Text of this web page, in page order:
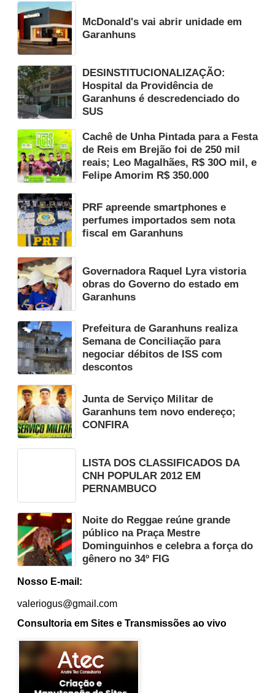
McDonald's vai abrir unidade em
Garanhuns
DESINSTITUCIONALIZAÇÃO:
Hospital da Providência de
Garanhuns é descredenciado do
SUS
Cachê de Unha Pintada para a Festa
de Reis em Brejão foi de 250 mil
reais; Leo Magalhães, R$ 30O mil, e
Felipe Amorim R$ 350.000
PRF apreende smartphones e
perfumes importados sem nota
fiscal em Garanhuns
Governadora Raquel Lyra vistoria
obras do Governo do estado em
Garanhuns
Prefeitura de Garanhuns realiza
Semana de Conciliação para
negociar débitos de ISS com
descontos
Junta de Serviço Militar de
Garanhuns tem novo endereço;
CONFIRA
LISTA DOS CLASSIFICADOS DA
CNH POPULAR 2012 EM
PERNAMBUCO
Noite do Reggae reúne grande
público na Praça Mestre
Dominguinhos e celebra a força do
gênero no 34º FIG
Nosso E-mail:
valeriogus@gmail.com
Consultoria em Sites e Transmissões ao vivo